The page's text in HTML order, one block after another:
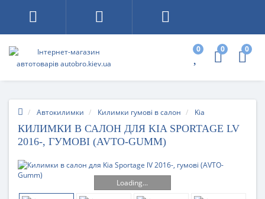
0 0 0
Автокилимки Килимки гумові в салон Kia
КИЛИМКИ В САЛОН ДЛЯ KIA SPORTAGE LV
2016-, ГУМОВІ (AVTO-GUMM)
Loading...